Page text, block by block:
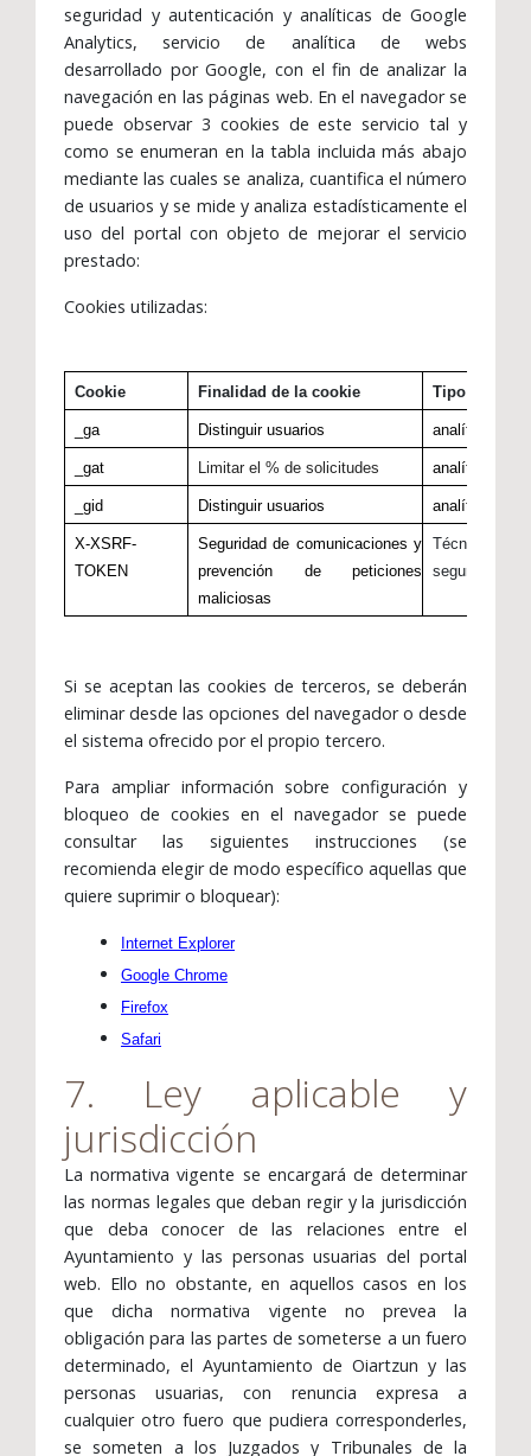
seguridad y autenticación y analíticas de Google
Analytics, servicio de analítica de webs
desarrollado por Google, con el fin de analizar la
navegación en las páginas web. En el navegador se
puede observar 3 cookies de este servicio tal y
como se enumeran en la tabla incluida más abajo
mediante las cuales se analiza, cuantifica el número
de usuarios y se mide y analiza estadísticamente el
uso del portal con objeto de mejorar el servicio
prestado:
Cookies utilizadas:
Cookie Finalidad de la cookie Tipo
_ga Distinguir usuarios analítica
_gat Limitar el % de solicitudes analítica
_gid Distinguir usuarios analítica
X-XSRF-
TOKEN
Seguridad de comunicaciones y
prevención de peticiones
maliciosas
Técnica y
seguridad
Si se aceptan las cookies de terceros, se deberán
eliminar desde las opciones del navegador o desde
el sistema ofrecido por el propio tercero.
Para ampliar información sobre configuración y
bloqueo de cookies en el navegador se puede
consultar las siguientes instrucciones (se
recomienda elegir de modo específico aquellas que
quiere suprimir o bloquear):
Internet Explorer
Google Chrome
Firefox
Safari
7. Ley aplicable y
jurisdicción
La normativa vigente se encargará de determinar
las normas legales que deban regir y la jurisdicción
que deba conocer de las relaciones entre el
Ayuntamiento y las personas usuarias del portal
web. Ello no obstante, en aquellos casos en los
que dicha normativa vigente no prevea la
obligación para las partes de someterse a un fuero
determinado, el Ayuntamiento de Oiartzun y las
personas usuarias, con renuncia expresa a
cualquier otro fuero que pudiera corresponderles,
se someten a los Juzgados y Tribunales de la